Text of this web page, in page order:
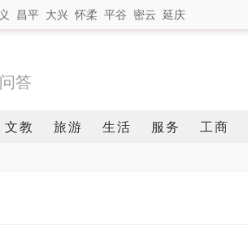
昌平 大兴 怀柔 平谷 密云 延庆
问答
文教 旅游 生活 服务 工商